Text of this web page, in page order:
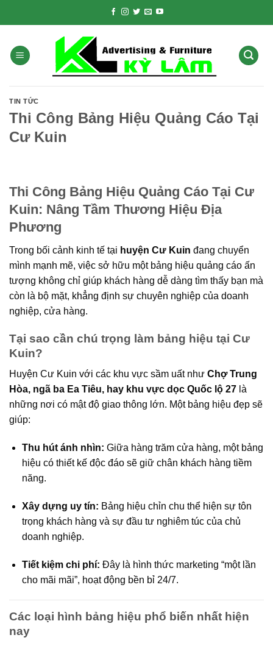
TIN TỨC
Thi Công Bảng Hiệu Quảng Cáo Tại
Cư Kuin
Thi Công Bảng Hiệu Quảng Cáo Tại Cư
Kuin: Nâng Tầm Thương Hiệu Địa
Phương
Trong bối cảnh kinh tế tại huyện Cư Kuin đang chuyển
mình mạnh mẽ, việc sở hữu một bảng hiệu quảng cáo ấn
tượng không chỉ giúp khách hàng dễ dàng tìm thấy bạn mà
còn là bộ mặt, khẳng định sự chuyên nghiệp của doanh
nghiệp, cửa hàng.
Tại sao cần chú trọng làm bảng hiệu tại Cư
Kuin?
Huyện Cư Kuin với các khu vực sầm uất như Chợ Trung
Hòa, ngã ba Ea Tiêu, hay khu vực dọc Quốc lộ 27 là
những nơi có mật độ giao thông lớn. Một bảng hiệu đẹp sẽ
giúp:
Thu hút ánh nhìn: Giữa hàng trăm cửa hàng, một bảng
hiệu có thiết kế độc đáo sẽ giữ chân khách hàng tiềm
năng.
Xây dựng uy tín: Bảng hiệu chỉn chu thể hiện sự tôn
trọng khách hàng và sự đầu tư nghiêm túc của chủ
doanh nghiệp.
Tiết kiệm chi phí: Đây là hình thức marketing “một lần
cho mãi mãi”, hoạt động bền bỉ 24/7.
Các loại hình bảng hiệu phổ biến nhất hiện
nay